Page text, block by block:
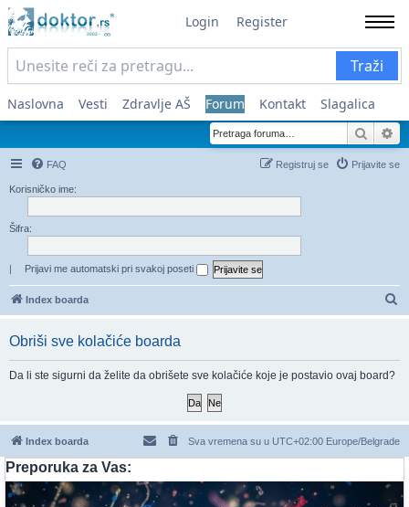
Login Register
Traži
Naslovna Vesti Zdravlje AŠ Forum Kontakt Slagalica
FAQ Prijavite se
Registruj se
Korisničko ime:
Šifra:
| Prijavi me automatski pri svakoj poseti
Index boarda
Obriši sve kolačiće boarda
Da li ste sigurni da želite da obrišete sve kolačiće koje je postavio ovaj board?
Index boarda Sva vremena su u UTC+02:00 Europe/Belgrade
Preporuka za Vas: